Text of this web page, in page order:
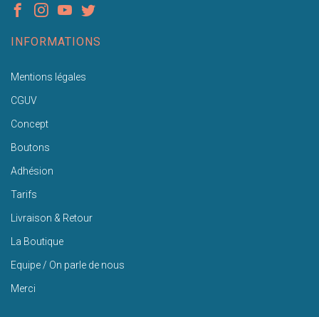
INFORMATIONS
Mentions légales
CGUV
Concept
Boutons
Adhésion
Tarifs
Livraison & Retour
La Boutique
Equipe / On parle de nous
Merci